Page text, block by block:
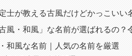
士が教える古風だけどかっこいい
風・和風」な名前が選ばれるの？
和風な名前｜人気の名前を厳選